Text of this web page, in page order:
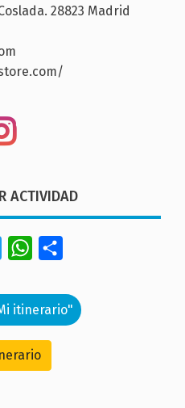
28823 Madrid
ACTIVIDAD
TwitterWhatsApp
itinerario"